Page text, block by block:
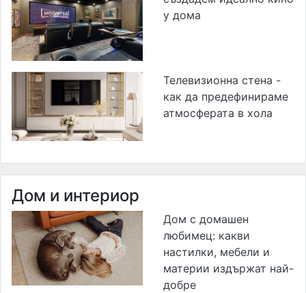
у дома
Телевизионна стена -
как да предефинираме
атмосферата в хола
Дом и интериор
Дом с домашен
любимец: какви
настилки, мебели и
материи издържат най-
добре